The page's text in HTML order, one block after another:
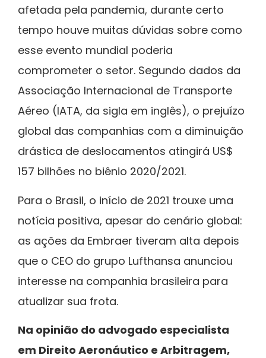
afetada pela pandemia, durante certo
tempo houve muitas dúvidas sobre como
esse evento mundial poderia
comprometer o setor. Segundo dados da
Associação Internacional de Transporte
Aéreo (IATA, da sigla em inglês), o prejuízo
global das companhias com a diminuição
drástica de deslocamentos atingirá US$
157 bilhões no biênio 2020/2021.
Para o Brasil, o início de 2021 trouxe uma
notícia positiva, apesar do cenário global:
as ações da Embraer tiveram alta depois
que o CEO do grupo Lufthansa anunciou
interesse na companhia brasileira para
atualizar sua frota.
Na opinião do advogado especialista
em Direito Aeronáutico e Arbitragem,